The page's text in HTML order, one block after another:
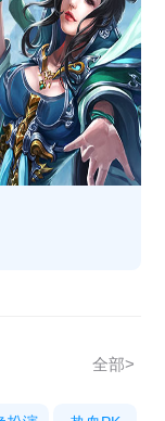
《热血战纪》10月29日-10月31日重阳线下返利活动
维护公告
全部>